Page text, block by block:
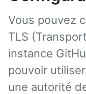
Vous pouvez
TLS
instance
pouvoir
une autorité